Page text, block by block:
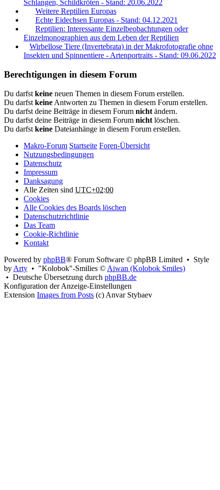
Schlangen, Schildkröten - Stand: 20.06.2022
Weitere Reptilien Europas
Echte Eidechsen Europas - Stand: 04.12.2021
Reptilien: Interessante Einzelbeobachtungen oder
Einzelmonographien aus dem Leben der Reptilien
Wirbellose Tiere (Invertebrata) in der Makrofotografie ohne
Insekten und Spinnentiere - Artenportraits - Stand: 09.06.2022
Berechtigungen in diesem Forum
Du darfst keine neuen Themen in diesem Forum erstellen.
Du darfst keine Antworten zu Themen in diesem Forum erstellen.
Du darfst deine Beiträge in diesem Forum nicht ändern.
Du darfst deine Beiträge in diesem Forum nicht löschen.
Du darfst keine Dateianhänge in diesem Forum erstellen.
Makro-Forum Startseite Foren-Übersicht
Nutzungsbedingungen
Datenschutz
Impressum
Danksagung
Alle Zeiten sind UTC+02:00
Cookies
Alle Cookies des Boards löschen
Datenschutzrichtlinie
Das Team
Cookie-Richtlinie
Kontakt
Powered by phpBB® Forum Software © phpBB Limited • Style
by Arty • "Kolobok"-Smilies © Aiwan (Kolobok Smiles)
• Deutsche Übersetzung durch phpBB.de
Konfiguration der Anzeige-Einstellungen
Extension Images from Posts (c) Anvar Stybaev